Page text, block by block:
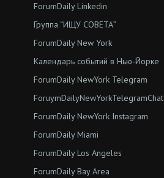
ForumDaily Linkedin
Группа “ИЩУ СОВЕТА”
ForumDaily New York
Календарь событий в Нью-Йорке
ForumDaily NewYork Telegram
ForuymDailyNewYorkTelegramChat
ForumDaily NewYork Instagram
ForumDaily Miami
ForumDaily Los Angeles
ForumDaily Bay Area